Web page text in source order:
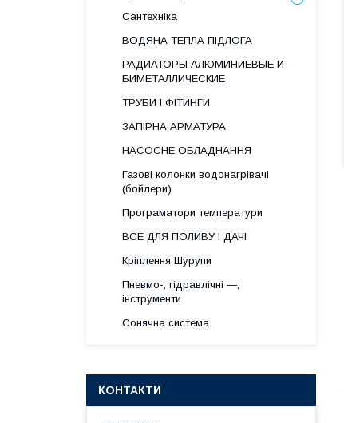
Сантехніка
ВОДЯНА ТЕПЛА ПІДЛОГА
РАДИАТОРЫ АЛЮМИНИЕВЫЕ И
БИМЕТАЛЛИЧЕСКИЕ
ТРУБИ І ФІТИНГИ
ЗАПІРНА АРМАТУРА
НАСОСНЕ ОБЛАДНАННЯ
Газові колонки водонагрівачі
(бойлери)
Програматори температури
ВСЕ ДЛЯ ПОЛИВУ І ДАЧІ
Кріплення Шурупи
Пневмо-, гідравлічні —,
інструменти
Сонячна система
КОНТАКТИ